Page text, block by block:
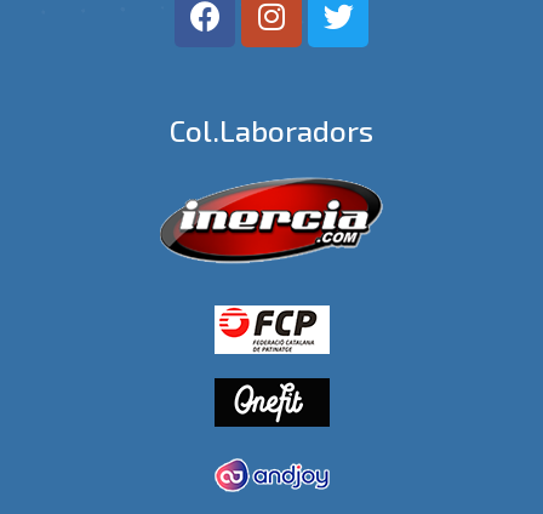
Col.laboradors